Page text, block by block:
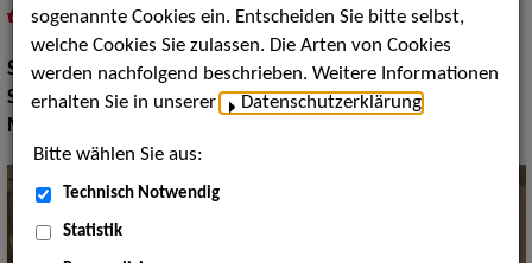
als PDF speichern
inMeine Merklistelegen
Show:Musik Shows, Show Acts
Show Acts: Kabarett
Musik Shows:
sogenannte Cookies ein. Entscheiden Sie bitte selbst,
welche Cookies Sie zulassen. Die Arten von Cookies
werden nachfolgend beschrieben. Weitere Informationen
erhalten Sie in unserer
Datenschutzerklärung
Bitte wählen Sie aus:
Technisch Notwendig
Statistik